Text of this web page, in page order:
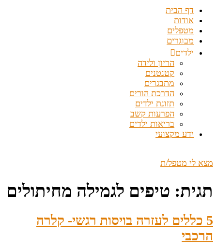
דף הבית
אודות
מטפלים
מבוגרים
ילדים
הריון ולידה
קטנטנים
מתבגרים
הדרכת הורים
תזונת ילדים
הפרעות קשב
בריאות ילדים
ידע מקצועי
מצא לי מטפל/ת
תגית: טיפים לגמילה מחיתולים
5 כללים לעזרה בויסות רגשי- קלרה
הרכבי